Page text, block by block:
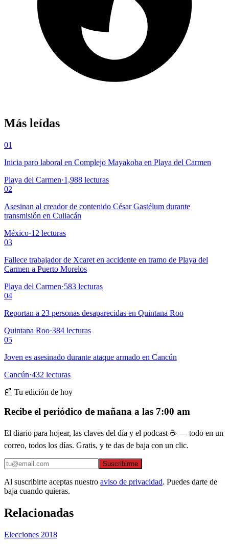
Más leídas
01
Inicia paro laboral en Complejo Mayakoba en Playa del Carmen
Playa del Carmen·1,988 lecturas
02
Asesinan al creador de contenido César Gastélum durante
transmisión en Culiacán
México·12 lecturas
03
Fallece trabajador de Xcaret en accidente en tramo de Playa del
Carmen a Puerto Morelos
Playa del Carmen·583 lecturas
04
Reportan a 23 personas desaparecidas en Quintana Roo
Quintana Roo·384 lecturas
05
Joven es asesinado durante ataque armado en Cancún
Cancún·432 lecturas
📰 Tu edición de hoy
Recibe el periódico de mañana a las 7:00 am
El diario para hojear, las claves del día y el podcast ☕ — todo en un
correo, todos los días. Gratis, y te das de baja con un clic.
Suscribirme
Al suscribirte aceptas nuestro aviso de privacidad. Puedes darte de
baja cuando quieras.
Relacionadas
Elecciones 2018